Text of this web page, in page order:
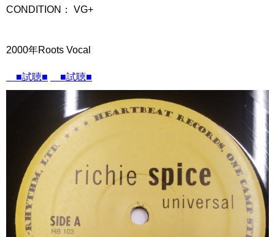
CONDITION： VG+
2000年Roots Vocal
■試聴■ ■試聴■